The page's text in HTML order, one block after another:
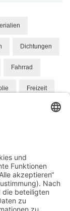
Dichtungen
Fahrrad
Freizeit